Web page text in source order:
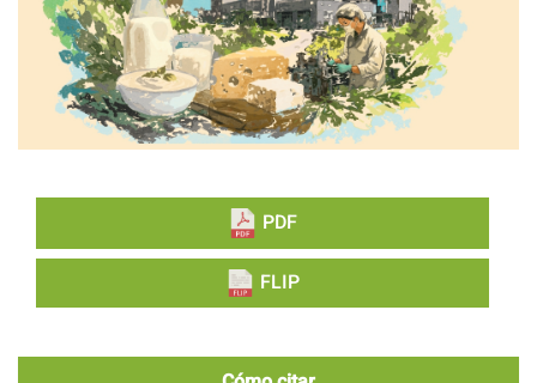
PDF
FLIP